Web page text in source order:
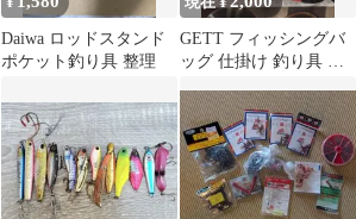
Daiwa ロッドスタンド
ポケット釣り具 整理
GETT フィッシングバ
ッグ 仕掛け 釣り具 ま